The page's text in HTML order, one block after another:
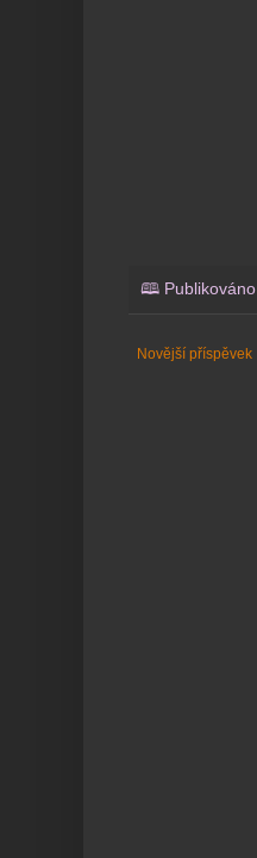
🕮 Publikováno
Novější příspěvek